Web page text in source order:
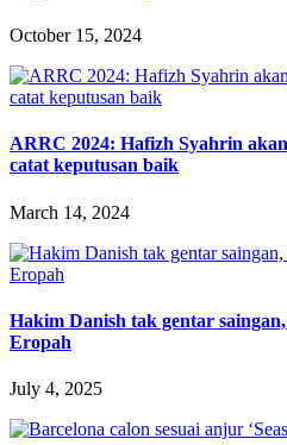
October 15, 2024
ARRC 2024: Hafizh Syahrin
catat keputusan baik
March 14, 2024
Hakim Danish tak gentar
Eropah
July 4, 2025